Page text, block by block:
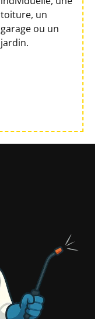
toiture, un
garage ou un
jardin.